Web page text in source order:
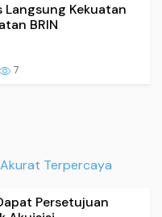
Langsung Kekuatan
BRIN
7
Terpercaya
Persetujuan